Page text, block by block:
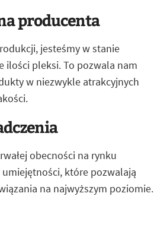
producenta
jesteśmy w stanie
ilości pleksi. To pozwala nam
w niezwykle atrakcyjnych
obecności na rynku
które pozwalają
na najwyższym poziomie.